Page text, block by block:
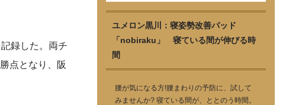
録した。両チ
点となり、阪
ユメロン黒川：寝姿勢改善パッド
「nobiraku」 寝ている間が伸びる時
間
腰が気になる方!腰まわりの予防に、試して
みませんか? 寝ている間が、ととのう時間。